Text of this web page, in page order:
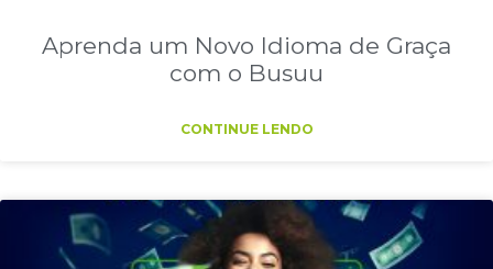
Aprenda um Novo Idioma de Graça
com o Busuu
CONTINUE LENDO